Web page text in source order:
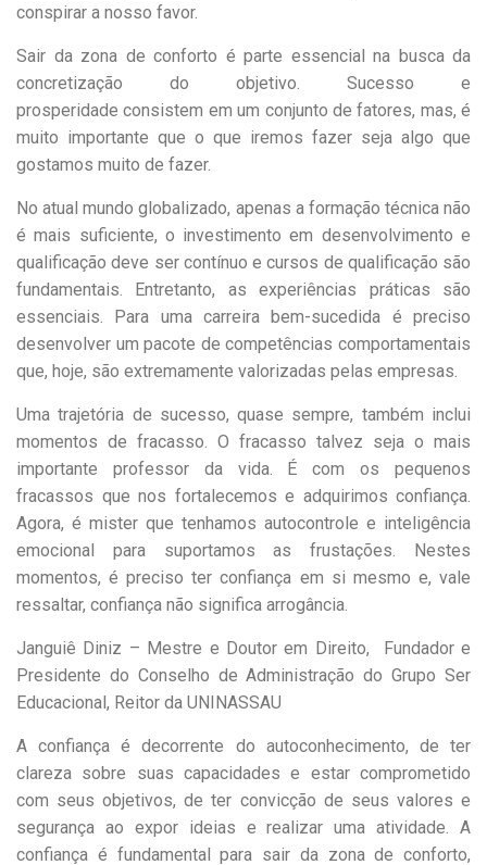
conspirar a nosso favor.
Sair da zona de conforto é parte essencial na busca da
concretização do objetivo. Sucesso e
prosperidade consistem em um conjunto de fatores, mas, é
muito importante que o que iremos fazer seja algo que
gostamos muito de fazer.
No atual mundo globalizado, apenas a formação técnica não
é mais suficiente, o investimento em desenvolvimento e
qualificação deve ser contínuo e cursos de qualificação são
fundamentais. Entretanto, as experiências práticas são
essenciais. Para uma carreira bem-sucedida é preciso
desenvolver um pacote de competências comportamentais
que, hoje, são extremamente valorizadas pelas empresas.
Uma trajetória de sucesso, quase sempre, também inclui
momentos de fracasso. O fracasso talvez seja o mais
importante professor da vida. É com os pequenos
fracassos que nos fortalecemos e adquirimos confiança.
Agora, é mister que tenhamos autocontrole e inteligência
emocional para suportamos as frustações. Nestes
momentos, é preciso ter confiança em si mesmo e, vale
ressaltar, confiança não significa arrogância.
Janguiê Diniz – Mestre e Doutor em Direito, Fundador e
Presidente do Conselho de Administração do Grupo Ser
Educacional, Reitor da UNINASSAU
A confiança é decorrente do autoconhecimento, de ter
clareza sobre suas capacidades e estar comprometido
com seus objetivos, de ter convicção de seus valores e
segurança ao expor ideias e realizar uma atividade. A
confiança é fundamental para sair da zona de conforto,